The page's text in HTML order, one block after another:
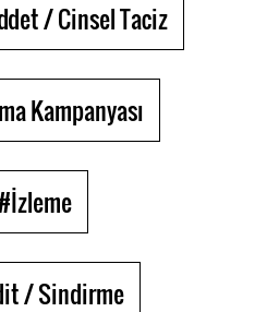
/ Cinsel Taciz
Kampanyası
/ Sindirme